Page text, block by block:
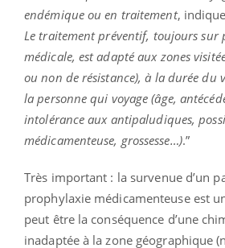
endémique ou en traitement,
Le traitement préventif, toujours sur
médicale, est adapté aux zones
ou non de résistance), à la durée du
la personne qui voyage (âge,
intolérance aux antipaludiques,
médicamenteuse, grossesse…).”
Très important : la survenue d’un
prophylaxie médicamenteuse est
peut être la conséquence d’une
inadaptée à la zone géographique